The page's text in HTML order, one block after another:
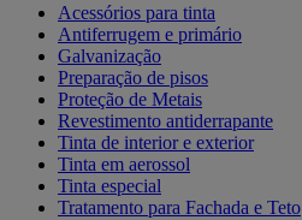
Acessórios para tinta
Antiferrugem e primário
Galvanização
Preparação de pisos
Proteção de Metais
Revestimento antiderrapante
Tinta de interior e exterior
Tinta em aerossol
Tinta especial
Tratamento para Fachada e Teto